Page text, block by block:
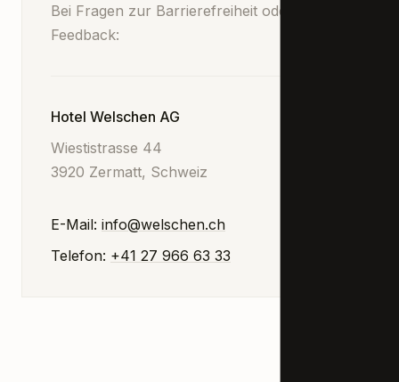
Bei Fragen zur Barrierefreiheit oder für
Feedback:
Hotel Welschen AG
Wiestistrasse 44
3920 Zermatt, Schweiz
E-Mail: info@welschen.ch
Telefon: +41 27 966 63 33